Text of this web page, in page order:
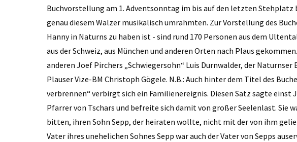
Buchvorstellung am 1. Adventsonntag im bis auf den letzten Stehplatz
genau diesem Walzer musikalisch umrahmten. Zur Vorstellung des
Hanny in Naturns zu haben ist - sind rund 170 Personen aus dem
aus der Schweiz, aus München und anderen Orten nach Plaus
anderen Joef Pirchers „Schwiegersohn“ Luis Durnwalder, der Naturnser
Plauser Vize-BM Christoph Gögele. N.B.: Auch hinter dem Titel des
verbrennen“ verbirgt sich ein Familienereignis. Diesen Satz sagte einst
Pfarrer von Tschars und befreite sich damit von großer Seelenlast. Sie
bitten, ihren Sohn Sepp, der heiraten wollte, nicht mit der von ihm
Vater ihres unehelichen Sohnes Sepp war auch der Vater von Sepps